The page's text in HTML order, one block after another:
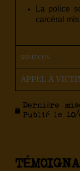
La police
carcéral
sources
APPEL À
Dernière
Publié le